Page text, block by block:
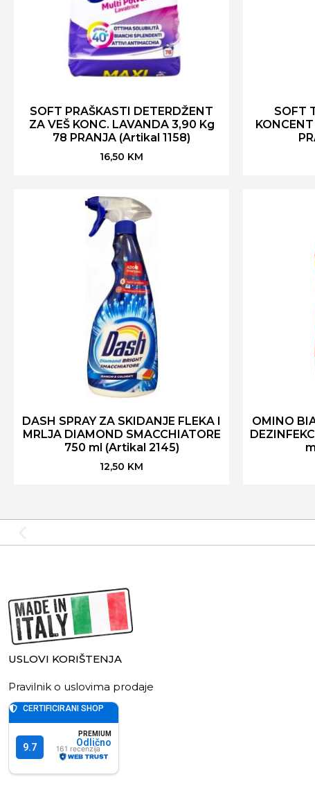
SOFT PRAŠKASTI DETERDŽENT
ZA VEŠ KONC. LAVANDA 3,90 Kg
78 PRANJA (Artikal 1158)
16,50 KM
SOFT
DASH SPRAY ZA SKIDANJE FLEKA I
MRLJA DIAMOND SMACCHIATORE
750 ml (Artikal 2145)
12,50 KM
OMINO
USLOVI KORIŠTENJA
Pravilnik o uslovima prodaje